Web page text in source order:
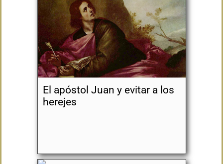
El apóstol Juan y evitar a los
herejes